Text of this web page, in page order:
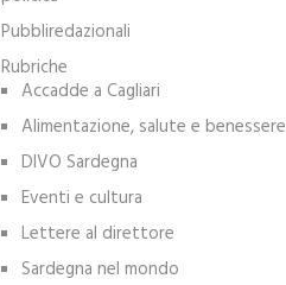
Pubbliredazionali
Rubriche
Accadde a Cagliari
Alimentazione, salute e benessere
DIVO Sardegna
Eventi e cultura
Lettere al direttore
Sardegna nel mondo